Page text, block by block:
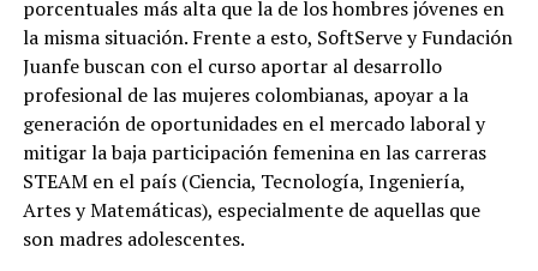
porcentuales más alta que la de los hombres jóvenes en
la misma situación. Frente a esto, SoftServe y Fundación
Juanfe buscan con el curso aportar al desarrollo
profesional de las mujeres colombianas, apoyar a la
generación de oportunidades en el mercado laboral y
mitigar la baja participación femenina en las carreras
STEAM en el país (Ciencia, Tecnología, Ingeniería,
Artes y Matemáticas), especialmente de aquellas que
son madres adolescentes.